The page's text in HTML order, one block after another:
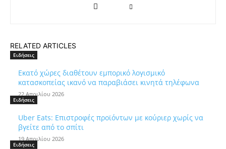
RELATED ARTICLES
Ειδήσεις
Εκατό χώρες διαθέτουν εμπορικό λογισμικό
κατασκοπείας ικανό να παραβιάσει κινητά τηλέφωνα
22 Απριλίου 2026
Ειδήσεις
Uber Eats: Επιστροφές προϊόντων με κούριερ χωρίς να
βγείτε από το σπίτι
19 Απριλίου 2026
Ειδήσεις